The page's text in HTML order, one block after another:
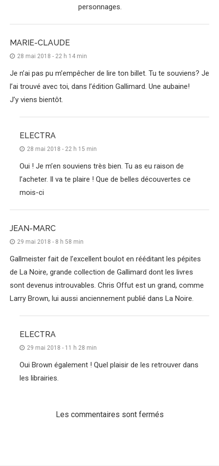
personnages.
MARIE-CLAUDE
28 mai 2018 - 22 h 14 min
Je n’ai pas pu m’empêcher de lire ton billet. Tu te souviens? Je
l’ai trouvé avec toi, dans l’édition Gallimard. Une aubaine!
J’y viens bientôt.
ELECTRA
28 mai 2018 - 22 h 15 min
Oui ! Je m’en souviens très bien. Tu as eu raison de
l’acheter. Il va te plaire ! Que de belles découvertes ce
mois-ci
JEAN-MARC
29 mai 2018 - 8 h 58 min
Gallmeister fait de l’excellent boulot en rééditant les pépites
de La Noire, grande collection de Gallimard dont les livres
sont devenus introuvables. Chris Offut est un grand, comme
Larry Brown, lui aussi anciennement publié dans La Noire.
ELECTRA
29 mai 2018 - 11 h 28 min
Oui Brown également ! Quel plaisir de les retrouver dans
les librairies.
Les commentaires sont fermés